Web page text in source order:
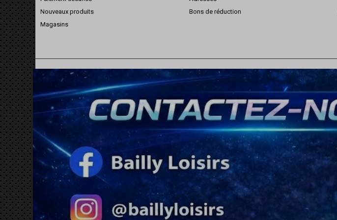
Nouveaux produits
Magasins
Bons de réduction